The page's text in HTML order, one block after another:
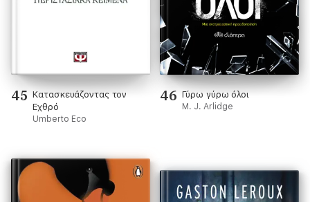
45 Κατασκευάζοντας τον
Εχθρό
Umberto Eco
46 Γύρω γύρω όλοι
M. J. Arlidge